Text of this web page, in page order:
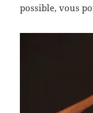
possible, vous